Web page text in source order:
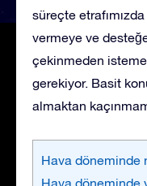
süreçte
vermeye ve
çekinmeden
gerekiyor. Basit
almaktan
Hava döneminde
Hava döneminde